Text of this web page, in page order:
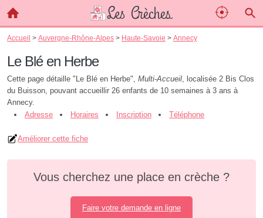
Accueil > Auvergne-Rhône-Alpes > Haute-Savoie > Annecy
Le Blé en Herbe
Cette page détaille "Le Blé en Herbe", Multi-Accueil, localisée 2 Bis Clos
du Buisson, pouvant accueillir 26 enfants de 10 semaines à 3 ans à
Annecy.
Adresse
Horaires Inscription Téléphone
Améliorer cette fiche
Vous cherchez une place en crèche ?
Faire votre demande en ligne